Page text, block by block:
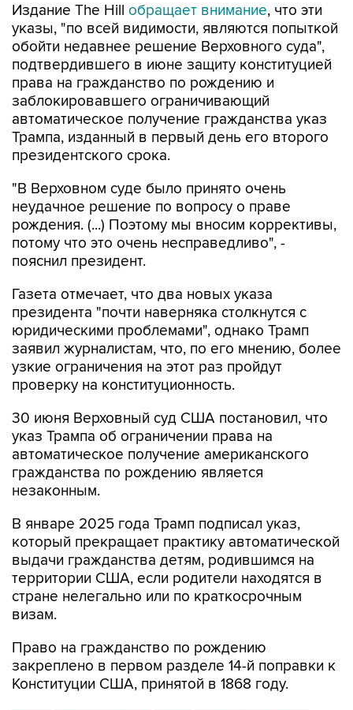
Издание The Hill обращает внимание, что эти
указы, "по всей видимости, являются попыткой
обойти недавнее решение Верховного суда",
подтвердившего в июне защиту конституцией
права на гражданство по рождению и
заблокировавшего ограничивающий
автоматическое получение гражданства указ
Трампа, изданный в первый день его второго
президентского срока.
"В Верховном суде было принято очень
неудачное решение по вопросу о праве
рождения. (...) Поэтому мы вносим коррективы,
потому что это очень несправедливо", -
пояснил президент.
Газета отмечает, что два новых указа
президента "почти наверняка столкнутся с
юридическими проблемами", однако Трамп
заявил журналистам, что, по его мнению, более
узкие ограничения на этот раз пройдут
проверку на конституционность.
30 июня Верховный суд США постановил, что
указ Трампа об ограничении права на
автоматическое получение американского
гражданства по рождению является
незаконным.
В январе 2025 года Трамп подписал указ,
который прекращает практику автоматической
выдачи гражданства детям, родившимся на
территории США, если родители находятся в
стране нелегально или по краткосрочным
визам.
Право на гражданство по рождению
закреплено в первом разделе 14-й поправки к
Конституции США, принятой в 1868 году.